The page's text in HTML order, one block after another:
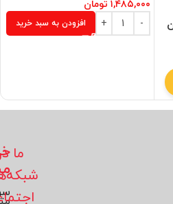
۱,۴۸۵,۰۰۰ تومان
افزودن به سبد خرید
ما